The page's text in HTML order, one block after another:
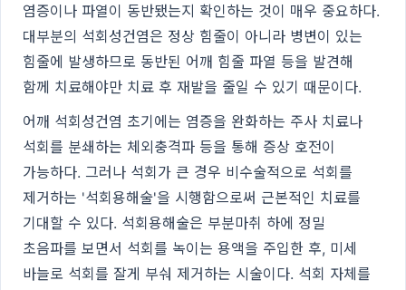
염증이나 파열이 동반됐는지 확인하는 것이 매우 중요하다.
대부분의 석회성건염은 정상 힘줄이 아니라 병변이 있는
힘줄에 발생하므로 동반된 어깨 힘줄 파열 등을 발견해
함께 치료해야만 치료 후 재발을 줄일 수 있기 때문이다.
어깨 석회성건염 초기에는 염증을 완화하는 주사 치료나
석회를 분쇄하는 체외충격파 등을 통해 증상 호전이
가능하다. 그러나 석회가 큰 경우 비수술적으로 석회를
제거하는 '석회용해술'을 시행함으로써 근본적인 치료를
기대할 수 있다. 석회용해술은 부분마취 하에 정밀
초음파를 보면서 석회를 녹이는 용액을 주입한 후, 미세
바늘로 석회를 잘게 부숴 제거하는 시술이다. 석회 자체를